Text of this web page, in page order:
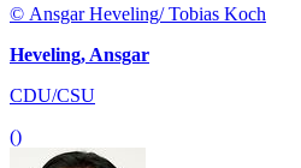
© Ansgar Heveling/ Tobias Koch
Heveling, Ansgar
CDU/CSU
()